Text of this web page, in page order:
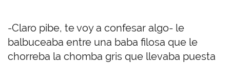
-Claro pibe, te voy a confesar algo- le
balbuceaba entre una baba filosa que le
chorreba la chomba gris que llevaba puesta